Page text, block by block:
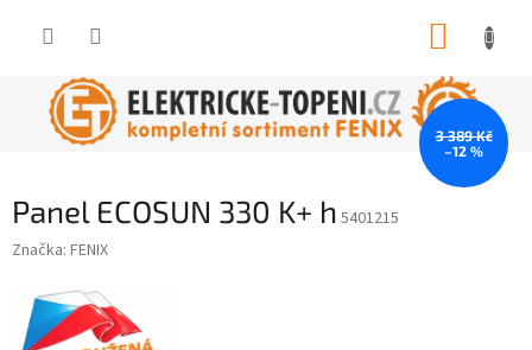
Panel ECOSUN 330 K+ h 5401215
Značka: FENIX
3 389 Kč
–12 %